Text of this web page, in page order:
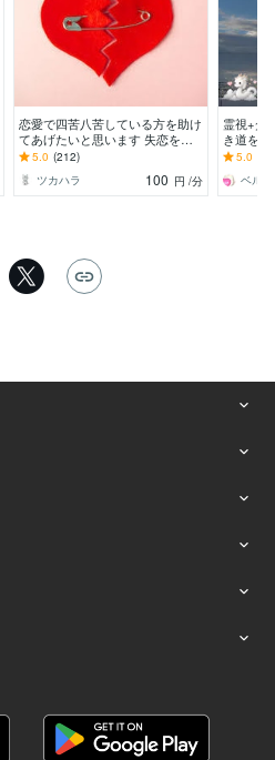
恋愛で四苦八苦している方を助け
てあげたいと思います 失恋を癒
やし､復縁をサポートします。
5.0 (212)
ツカハラ
100 円 /分
霊視+タ
き道を
婚.家族.
5.0
ベル